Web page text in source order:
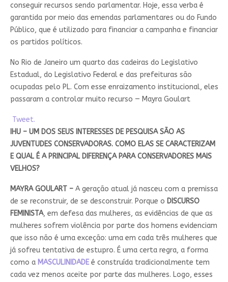
conseguir recursos sendo parlamentar. Hoje, essa verba é
garantida por meio das emendas parlamentares ou do Fundo
Público, que é utilizado para financiar a campanha e financiar
os partidos políticos.
No Rio de Janeiro um quarto das cadeiras do Legislativo
Estadual, do Legislativo Federal e das prefeituras são
ocupadas pelo PL. Com esse enraizamento institucional, eles
passaram a controlar muito recurso — Mayra Goulart
Tweet.
IHU – UM DOS SEUS INTERESSES DE PESQUISA SÃO AS
JUVENTUDES CONSERVADORAS. COMO ELAS SE CARACTERIZAM
E QUAL É A PRINCIPAL DIFERENÇA PARA CONSERVADORES MAIS
VELHOS?
MAYRA GOULART –A geração atual já nasceu com a premissa
de se reconstruir, de se desconstruir. Porque o DISCURSO
FEMINISTA, em defesa das mulheres, as evidências de que as
mulheres sofrem violência por parte dos homens evidenciam
que isso não é uma exceção: uma em cada três mulheres que
já sofreu tentativa de estupro. É uma certa regra, a forma
como a MASCULINIDADEé construída tradicionalmente tem
cada vez menos aceite por parte das mulheres. Logo, esses